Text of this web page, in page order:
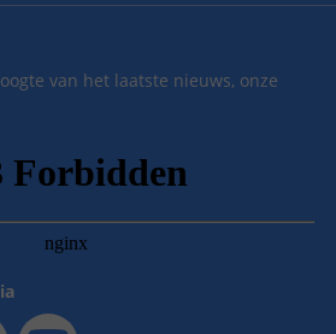
van het laatste nieuws, onze